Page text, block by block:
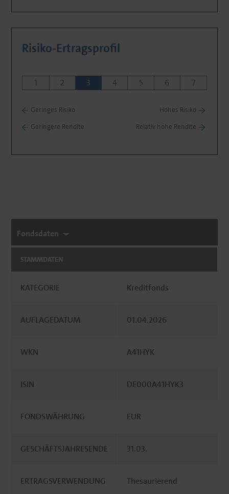
Risiko-Ertragsprofil
1 2 3 4 5 6 7
Geringes Risiko
Hohes Risiko
Geringere Rendite
Relativ hohe Rendite
Fondsdaten
STAMMDATEN
KATEGORIE Kreditfonds
AUFLAGEDATUM 01.04.2026
WKN A41HYK
ISIN DE000A41HYK3
FONDSWÄHRUNG EUR
GESCHÄFTSJAHRESENDE 31.03.
ERTRAGSVERWENDUNG Thesaurierend